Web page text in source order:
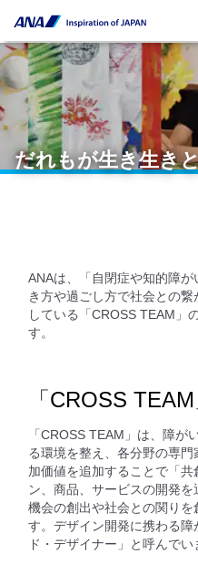
だれもが生き生き
ANAは、「自閉症や知的障
き方や過ごし方で社会との
している「CROSS TEAM」
す。
「CROSS
「CROSS TEAM」は、障が
る環境を整え、各分野の専
加価値を追加することで「
ン、商品、サービスの開発
機会の創出や社会との関り
す。デザイン開発に携わる
ド・デザイナー」と呼んでい